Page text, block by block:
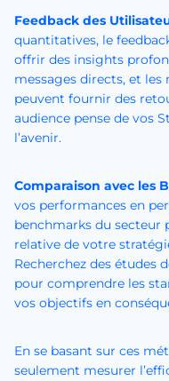
Feedback des
quantitatives, le
offrir des insights
messages directs, et les
peuvent fournir des
audience pense de vos
l’avenir.
Comparaison avec les
vos performances en
benchmarks du secteur
relative de votre
Recherchez des études
pour comprendre les
vos objectifs en
En se basant sur ces
seulement mesurer